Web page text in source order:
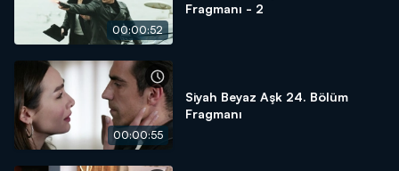
00:00:52
Fragmanı - 2
00:00:55
Siyah Beyaz Aşk 24. Bölüm
Fragmanı